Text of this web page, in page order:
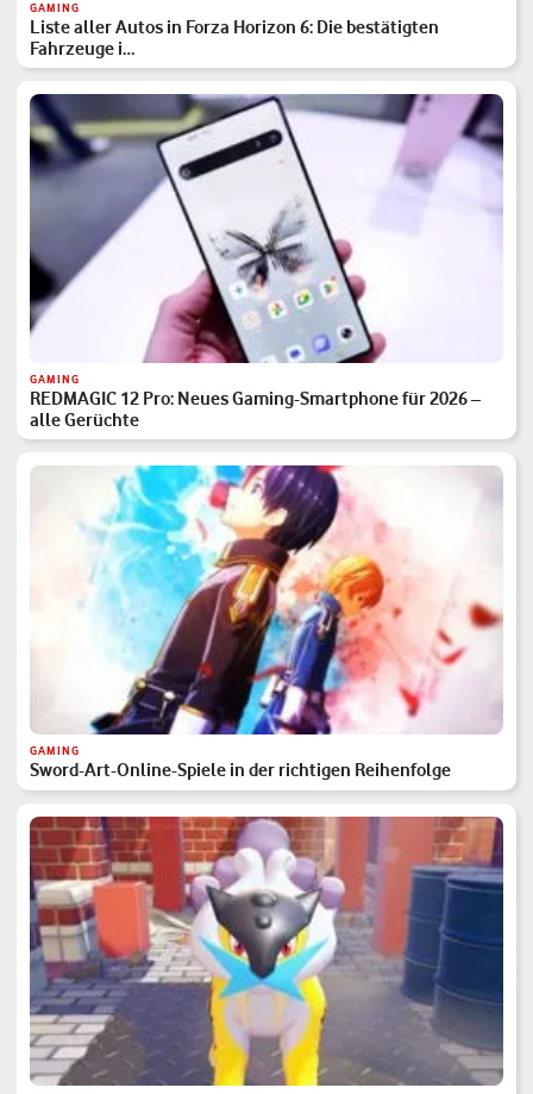
GAMING
Liste aller Autos in Forza Horizon 6: Die bestätigten
Fahrzeuge i…
GAMING
REDMAGIC 12 Pro: Neues Gaming-Smartphone für 2026 –
alle Gerüchte
GAMING
Sword-Art-Online-Spiele in der richtigen Reihenfolge